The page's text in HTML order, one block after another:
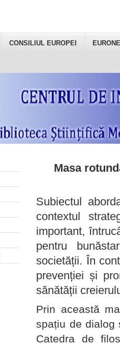
CONSILIUL EUROPEI
Masa
Subiectul
contextul
important,
pentru
societății. În
prevenției și
sănătății
Prin această
spațiu de dialog
Catedra de